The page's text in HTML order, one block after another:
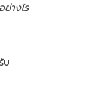
างไร
บ